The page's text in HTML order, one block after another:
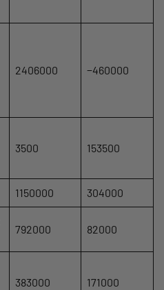
2406000 −460000
3500 153500
1150000 304000
792000 82000
383000 171000